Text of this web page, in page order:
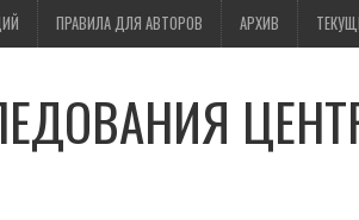
ПРАВИЛА ДЛЯ АВТОРОВ АРХИВ